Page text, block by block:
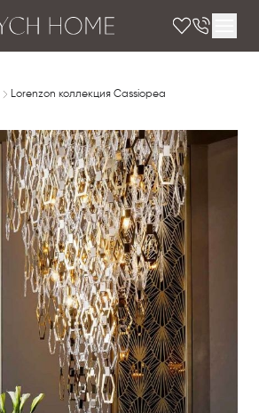
Lorenzon коллекция Cassiopea